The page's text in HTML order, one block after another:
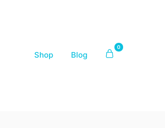
Shop Blog
0